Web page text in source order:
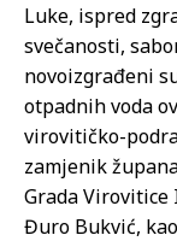
Luke, ispred
svečanosti,
novoizgrađeni
otpadnih voda
virovitičko-
zamjenik
Grada Virovitice
Đuro Bukvić,